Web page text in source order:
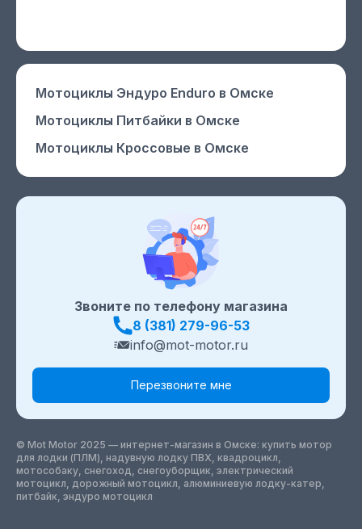
Звоните по телефону магазина
8 (381) 279-96-53
info@mot-motor.ru
Перезвоните мне
Мотоциклы Эндуро Enduro в Омске
Мотоциклы Питбайки в Омске
Мотоциклы Кроссовые в Омске
© Mot Motor 2025 — интернет-магазин в Омске: купить мотор
для лодки (ПЛМ), надувную лодку ПВХ, квадроцикл,
мотособаку, снегоход, снегоуборщик, электрический
мотоцикл, дорожный мотоцикл, алюминиевую лодку-катер,
питбайк, эндуро мотоцикл